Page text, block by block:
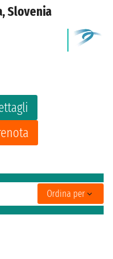
Slovenia
Ordina per